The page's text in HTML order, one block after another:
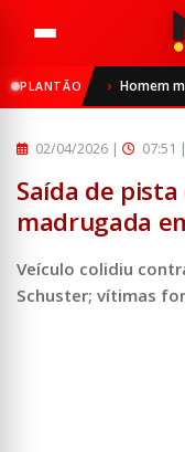
PLANTÃO Homem morre
Trânsito
Saída de pista
02/04/2026 | 07:51 |
Saída de
madrugada
Veículo colidiu
Schuster; vítimas